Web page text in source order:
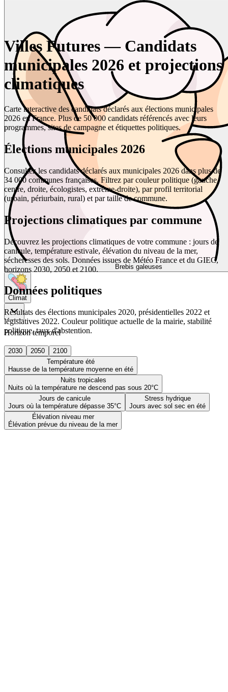
Brebis galeuses
Climat
Horizon temporel
2030 2050
2100
Température été
Hausse de la température moyenne en été
Nuits tropicales
Nuits où la température ne descend pas sous 20°C
Jours de canicule
Jours où la température dépasse 35°C
Stress hydrique
Jours avec sol sec en été
Élévation niveau mer
Élévation prévue du niveau de la mer
Villes Futures — Candidats
municipales 2026 et projections
climatiques
Carte interactive des candidats déclarés aux élections municipales
2026 en France. Plus de 50 000 candidats référencés avec leurs
programmes, sites de campagne et étiquettes politiques.
Élections municipales 2026
Consultez les candidats déclarés aux municipales 2026 dans plus de
34 000 communes françaises. Filtrez par couleur politique (gauche,
centre, droite, écologistes, extrême-droite), par profil territorial
(urbain, périurbain, rural) et par taille de commune.
Projections climatiques par commune
Découvrez les projections climatiques de votre commune : jours de
canicule, température estivale, élévation du niveau de la mer,
sécheresses des sols. Données issues de Météo France et du GIEC,
horizons 2030, 2050 et 2100.
Données politiques
Résultats des élections municipales 2020, présidentielles 2022 et
législatives 2022. Couleur politique actuelle de la mairie, stabilité
politique, taux d'abstention.